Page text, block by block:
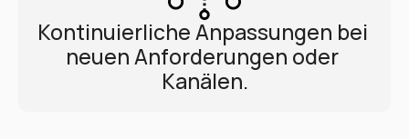
Kontinuierliche Anpassungen bei
neuen Anforderungen oder
Kanälen.